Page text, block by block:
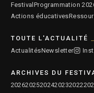
FestivalProgrammation
Actions éducatives
TOUTE L'ACTUALITÉ
ActualitésNewsletter
ARCHIVES DU
20262025202420232022